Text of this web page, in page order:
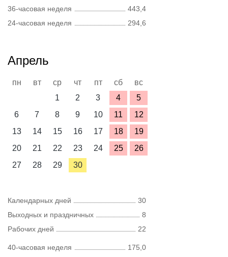
36-часовая неделя
443,4
24-часовая неделя
294,6
Апрель
пн вт ср чт пт сб
вс
1
2 3 4
5
6
7 8 9 10 11
12
13
14 15 16 17 18
19
20
21 22 23 24 25
26
27
28 29 30
Календарных дней
30
Выходных и праздничных
8
Рабочих дней
22
40-часовая неделя
175,0